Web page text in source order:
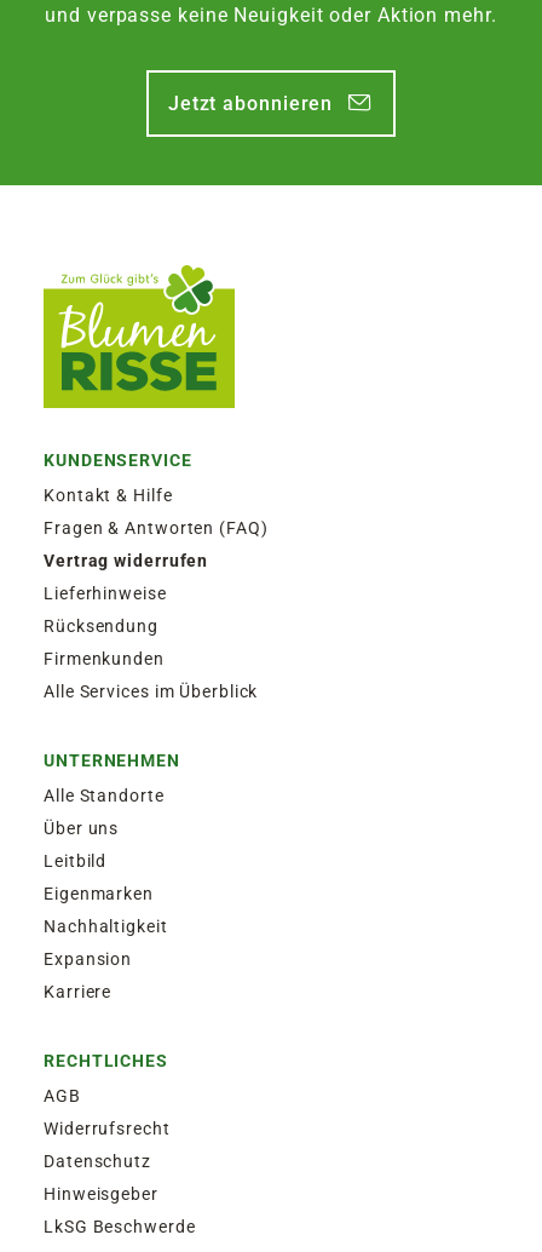
und verpasse keine Neuigkeit oder Aktion mehr.
Jetzt abonnieren
KUNDENSERVICE
Kontakt & Hilfe
Fragen & Antworten (FAQ)
Vertrag widerrufen
Lieferhinweise
Rücksendung
Firmenkunden
Alle Services im Überblick
UNTERNEHMEN
Alle Standorte
Über uns
Leitbild
Eigenmarken
Nachhaltigkeit
Expansion
Karriere
RECHTLICHES
AGB
Widerrufsrecht
Datenschutz
Hinweisgeber
LkSG Beschwerde